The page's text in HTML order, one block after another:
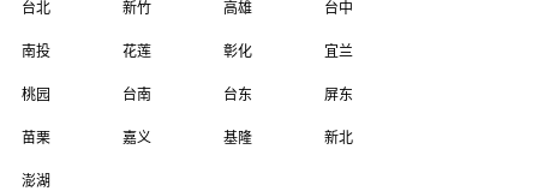
台北 新竹 高雄 台中
南投 花莲 彰化 宜兰
桃园 台南 台东 屏东
苗栗 嘉义 基隆 新北
澎湖